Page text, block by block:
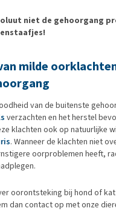
niet de gehoorgang
milde
van de buitenste
verzachten en het herstel
klachten ook op natuurlijke
. Wanneer de klachten niet
oorproblemen heeft,
oorontsteking bij hond of
dan contact op met onze